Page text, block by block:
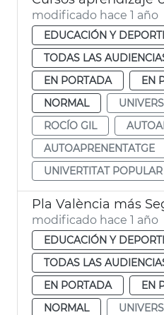
modificado hace 1 año
EDUCACIÓN Y
TODAS LAS
EN PORTADA
EN
NORMAL
ROCÍO GIL
AUTOAPRENENTATGE
UNIVERTITAT POPULAR
modificado hace 1 año
EDUCACIÓN Y
TODAS LAS
EN PORTADA
EN
NORMAL